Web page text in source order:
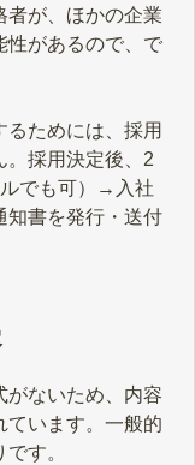
者が、ほかの企業
性があるので、で
るためには、採用
。採用決定後、2
でも可）→入社
知書を発行・送付
がないため、内容
ています。一般的
す。